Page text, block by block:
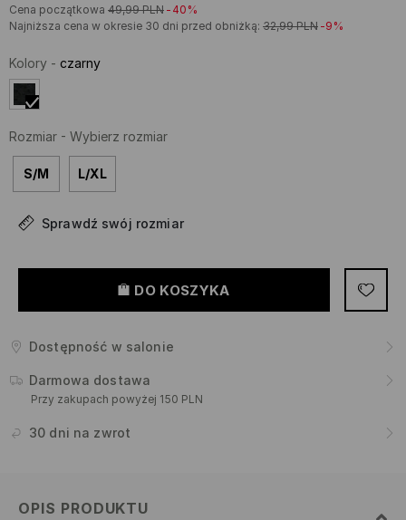
Cena początkowa 49,99 PLN -40%
Najniższa cena w okresie 30 dni przed obniżką: 32,99 PLN -9%
Kolory - czarny
Rozmiar - Wybierz rozmiar
S/M L/XL
Sprawdź swój rozmiar
DO KOSZYKA
Dostępność w salonie
Darmowa dostawa
Przy zakupach powyżej 150 PLN
30 dni na zwrot
OPIS PRODUKTU